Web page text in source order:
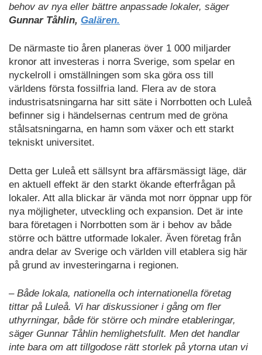
behov av nya eller bättre anpassade lokaler, säger
Gunnar Tåhlin, Galären.
De närmaste tio åren planeras över 1 000 miljarder
kronor att investeras i norra Sverige, som spelar en
nyckelroll i omställningen som ska göra oss till
världens första fossilfria land. Flera av de stora
industrisatsningarna har sitt säte i Norrbotten och Luleå
befinner sig i händelsernas centrum med de gröna
stålsatsningarna, en hamn som växer och ett starkt
tekniskt universitet.
Detta ger Luleå ett sällsynt bra affärsmässigt läge, där
en aktuell effekt är den starkt ökande efterfrågan på
lokaler. Att alla blickar är vända mot norr öppnar upp för
nya möjligheter, utveckling och expansion. Det är inte
bara företagen i Norrbotten som är i behov av både
större och bättre utformade lokaler. Även företag från
andra delar av Sverige och världen vill etablera sig här
på grund av investeringarna i regionen.
– Både lokala, nationella och internationella företag
tittar på Luleå. Vi har diskussioner i gång om fler
uthyrningar, både för större och mindre etableringar,
säger Gunnar Tåhlin hemlighetsfullt. Men det handlar
inte bara om att tillgodose rätt storlek på ytorna utan vi